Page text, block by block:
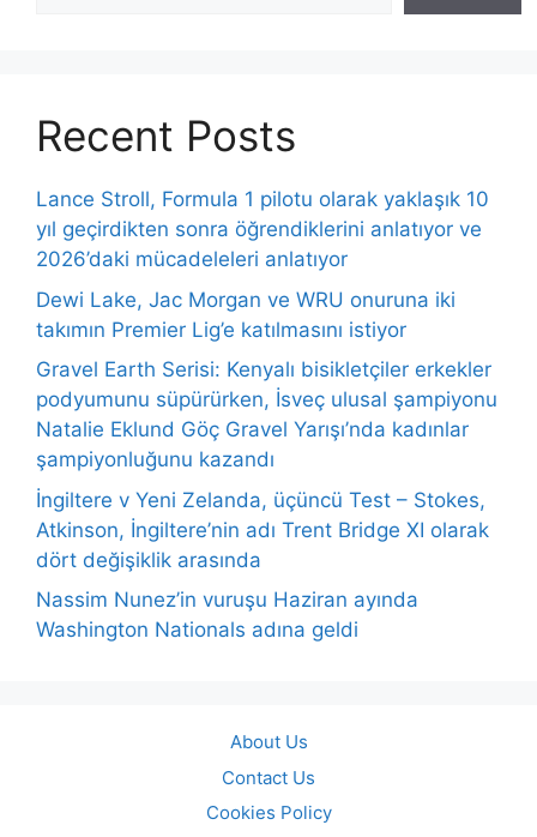
Recent Posts
Lance Stroll, Formula 1 pilotu olarak yaklaşık 10
yıl geçirdikten sonra öğrendiklerini anlatıyor ve
2026’daki mücadeleleri anlatıyor
Dewi Lake, Jac Morgan ve WRU onuruna iki
takımın Premier Lig’e katılmasını istiyor
Gravel Earth Serisi: Kenyalı bisikletçiler erkekler
podyumunu süpürürken, İsveç ulusal şampiyonu
Natalie Eklund Göç Gravel Yarışı’nda kadınlar
şampiyonluğunu kazandı
İngiltere v Yeni Zelanda, üçüncü Test – Stokes,
Atkinson, İngiltere’nin adı Trent Bridge XI olarak
dört değişiklik arasında
Nassim Nunez’in vuruşu Haziran ayında
Washington Nationals adına geldi
About Us
Contact Us
Cookies Policy